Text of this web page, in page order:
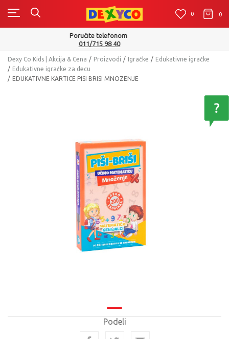
0 0 0
Isporuku možete očekivati u roku od 2 do 4 radna dana!
Pogledaj više
Dexy Co Kids | Akcija & Cena Proizvodi Igračke
Edukativne igračke
Edukativne igračke za decu
EDUKATIVNE KARTICE PISI BRISI MNOZENJE
Podeli